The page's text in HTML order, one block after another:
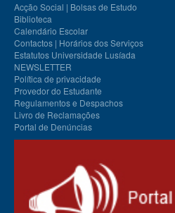
Acção Social | Bolsas de Estudo
Biblioteca
Calendário Escolar
Contactos | Horários dos Serviços
Estatutos Universidade Lusíada
NEWSLETTER
Política de privacidade
Provedor do Estudante
Regulamentos e Despachos
Livro de Reclamações
Portal de Denúncias